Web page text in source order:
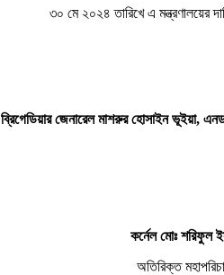
৩০ মে ২০২৪ তারিখে এ মন্ত্রণালয়ের
ব্রিগেডিয়ার জেনারেল মাশরুর হোসাইন ভূইয়া,
কর্নেল মোঃ শরিফুল
অতিরিক্ত